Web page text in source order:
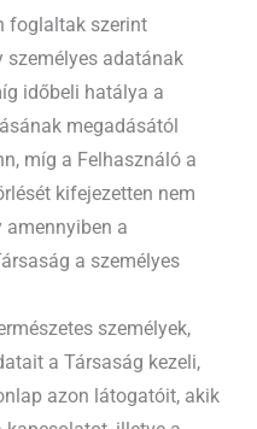
foglaltak szerint
személyes adatának
időbeli hatálya a
megadásától
míg a Felhasználó a
kifejezetten nem
amennyiben a
a személyes
személyek,
a Társaság kezeli,
azon látogatóit, akik